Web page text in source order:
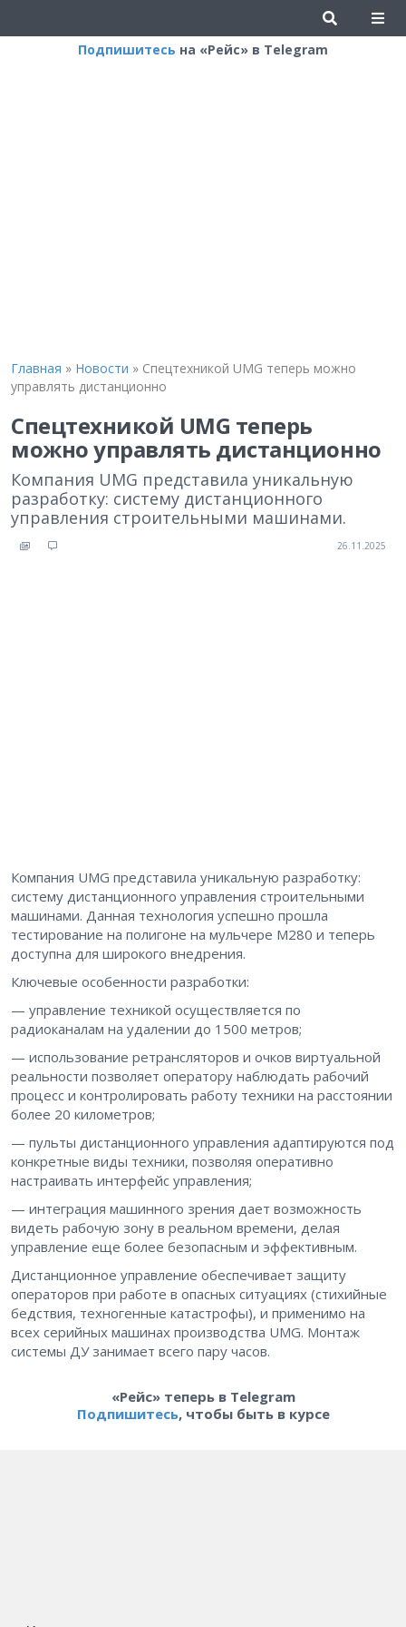
Подпишитесь на «Рейс» в Telegram
Главная » Новости » Спецтехникой UMG теперь можно
управлять дистанционно
Спецтехникой UMG теперь
можно управлять дистанционно
Компания UMG представила уникальную
разработку: систему дистанционного
управления строительными машинами.
26.11.2025
Компания UMG представила уникальную разработку:
систему дистанционного управления строительными
машинами. Данная технология успешно прошла
тестирование на полигоне на мульчере M280 и теперь
доступна для широкого внедрения.
Ключевые особенности разработки:
— управление техникой осуществляется по
радиоканалам на удалении до 1500 метров;
— использование ретрансляторов и очков виртуальной
реальности позволяет оператору наблюдать рабочий
процесс и контролировать работу техники на расстоянии
более 20 километров;
— пульты дистанционного управления адаптируются под
конкретные виды техники, позволяя оперативно
настраивать интерфейс управления;
— интеграция машинного зрения дает возможность
видеть рабочую зону в реальном времени, делая
управление еще более безопасным и эффективным.
Дистанционное управление обеспечивает защиту
операторов при работе в опасных ситуациях (стихийные
бедствия, техногенные катастрофы), и применимо на
всех серийных машинах производства UMG. Монтаж
системы ДУ занимает всего пару часов.
«Рейс» теперь в Telegram
Подпишитесь, чтобы быть в курсе